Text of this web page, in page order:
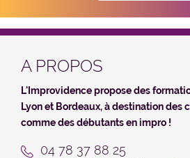
A PROPOS
L'Improvidence propose des
Lyon et Bordeaux, à destination des
comme des débutants en impro !
04 78 37 88 25